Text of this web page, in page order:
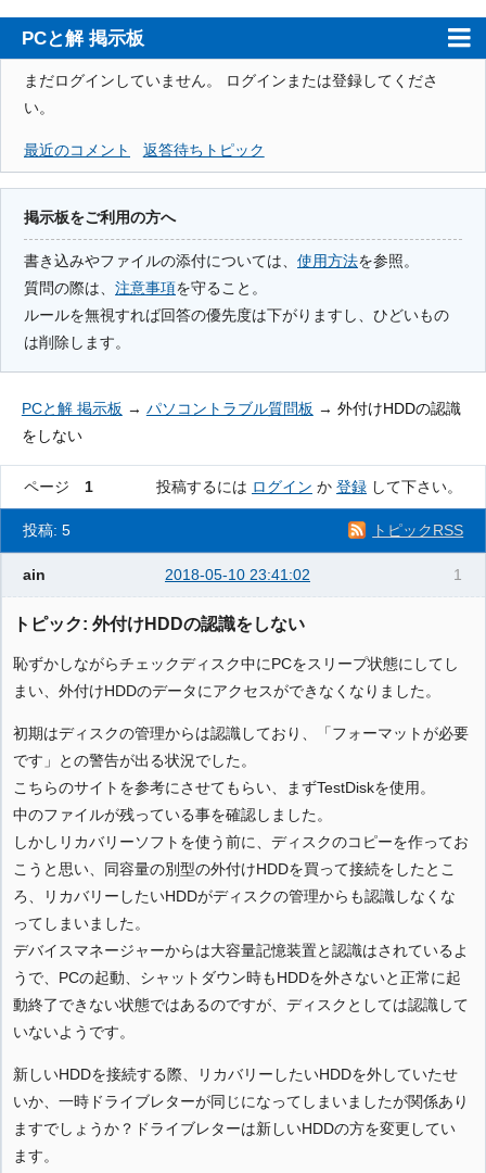
PCと解 掲示板
ホーム
注意事項
使用方法
検索
登録
ログイン
まだログインしていません。
ログインまたは登録してくださ
い。
最近のコメント 返答待ちトピック
掲示板をご利用の方へ
書き込みやファイルの添付については、 使用方法を参照。
質問の際は、 注意事項を守ること。
ルールを無視すれば回答の優先度は下がりますし、ひどいもの
は削除します。
PCと解 掲示板 → パソコントラブル質問板 → 外付けHDDの認識
をしない
ページ 1 投稿するには ログイン か 登録 して下さい。
トピックRSS
投稿: 5
1
ain 2018-05-10 23:41:02
トピック: 外付けHDDの認識をしない
恥ずかしながらチェックディスク中にPCをスリープ状態にしてし
まい、外付けHDDのデータにアクセスができなくなりました。
初期はディスクの管理からは認識しており、「フォーマットが必要
です」との警告が出る状況でした。
こちらのサイトを参考にさせてもらい、まずTestDiskを使用。
中のファイルが残っている事を確認しました。
しかしリカバリーソフトを使う前に、ディスクのコピーを作ってお
こうと思い、同容量の別型の外付けHDDを買って接続をしたとこ
ろ、リカバリーしたいHDDがディスクの管理からも認識しなくな
ってしまいました。
デバイスマネージャーからは大容量記憶装置と認識はされているよ
うで、PCの起動、シャットダウン時もHDDを外さないと正常に起
動終了できない状態ではあるのですが、ディスクとしては認識して
いないようです。
新しいHDDを接続する際、リカバリーしたいHDDを外していたせ
いか、一時ドライブレターが同じになってしまいましたが関係あり
ますでしょうか？ドライブレターは新しいHDDの方を変更してい
ます。